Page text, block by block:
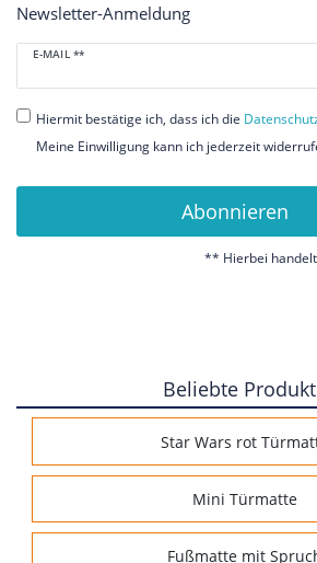
Newsletter-Anmeldung
E-MAIL **
Newsletter
Honig
Hiermit bestätige ich, dass ich die
Meine Einwilligung kann ich jederzeit
Abonnieren
** Hierbei
Beliebte
Star Wars rot
Mini Türmatte
Fußmatte mit